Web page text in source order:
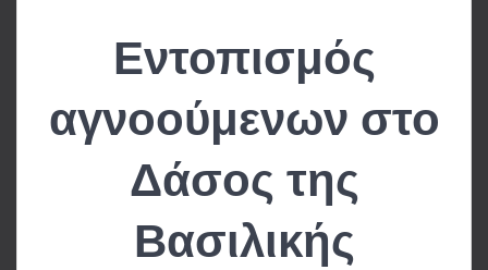
Εντοπισμός
αγνοούμενων στο
Δάσος της
Βασιλικής